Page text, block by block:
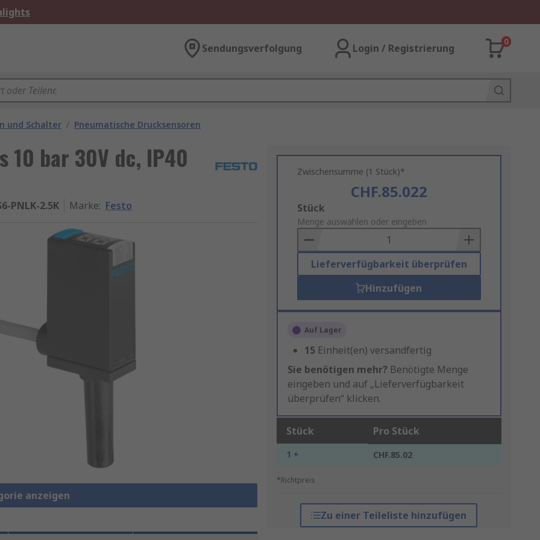
Sendungsverfolgung Login / Registrierung
0
und Schalter / Pneumatische Drucksensoren
10 bar 30V dc, IP40
PNLK-2.5K Marke: Festo
anzeigen
Zwischensumme (1 Stück)*
CHF.85.022
Add
to
Basket
Stück
Menge auswählen oder eingeben
Lieferverfügbarkeit überprüfen
Hinzufügen
Auf Lager
15 Einheit(en) versandfertig
Sie benötigen mehr? Benötigte Menge
eingeben und auf „Lieferverfügbarkeit
überprüfen“ klicken.
Stück Pro Stück
1 + CHF.85.02
*Richtpreis
Zu einer Teileliste hinzufügen